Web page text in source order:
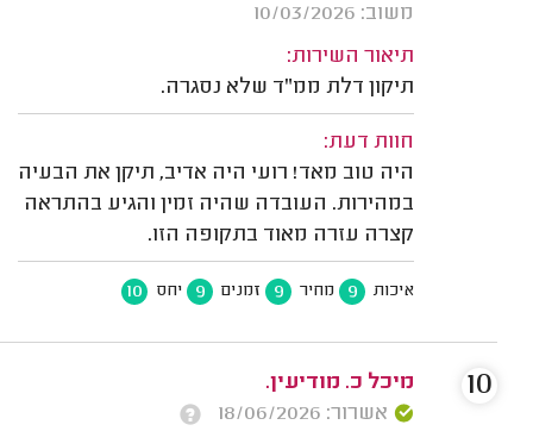
משוב: 10/03/2026
תיאור השירות:
תיקון דלת ממ"ד שלא נסגרה.
חוות דעת:
היה טוב מאד! רועי היה אדיב, תיקן את הבעיה
במהירות. העובדה שהיה זמין והגיע בהתראה
קצרה עזרה מאוד בתקופה הזו.
איכות 9 מחיר 9 זמנים 9 יחס 10
מיכל כ. מודיעין.
אשרור: 18/06/2026
10